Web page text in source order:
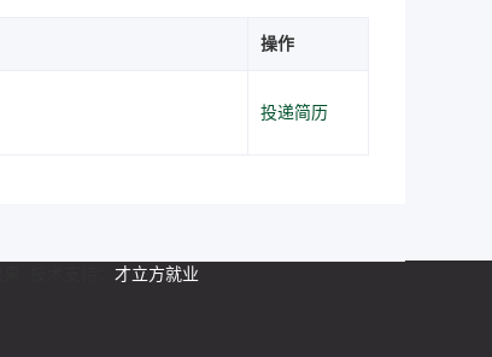
操作
投递简历
才立方就业